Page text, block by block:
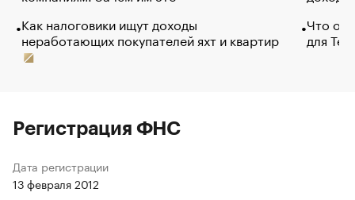
Как налоговики ищут доходы
неработающих покупателей яхт и квартир
Что
для
Регистрация ФНС
Дата регистрации
13 февраля 2012